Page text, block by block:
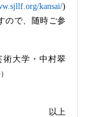
kansai/)
ので、随時ご参
術大学・中村翠
）
以上